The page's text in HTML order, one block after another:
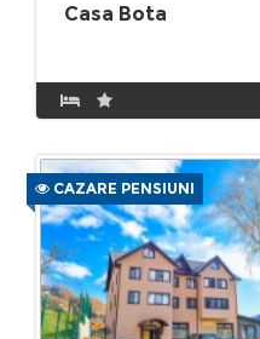
Casa Bota
CAZARE PENSIUNI